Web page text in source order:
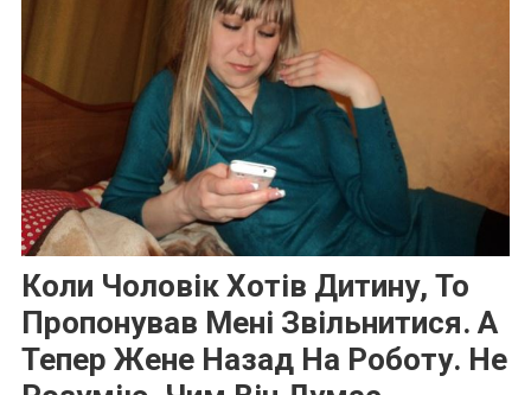
Коли Чоловік Хотів Дитину, То
Пропонував Мені Звільнитися. А
Тепер Жене Назад На Роботу. Не